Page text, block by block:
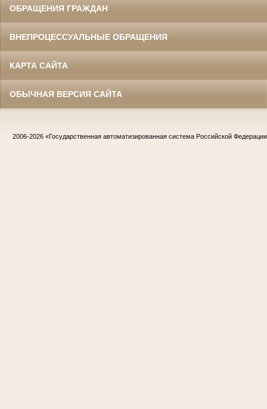
ОБРАЩЕНИЯ ГРАЖДАН
ВНЕПРОЦЕССУАЛЬНЫЕ ОБРАЩЕНИЯ
КАРТА САЙТА
ОБЫЧНАЯ ВЕРСИЯ САЙТА
2006-2026 «Государственная автоматизированная система Российской